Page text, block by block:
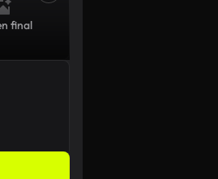
final